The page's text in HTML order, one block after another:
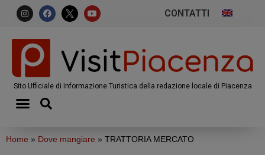
CONTATTI
Sito Ufficiale di Informazione Turistica della redazione locale di Piacenza
Home » Dove mangiare » TRATTORIA MERCATO